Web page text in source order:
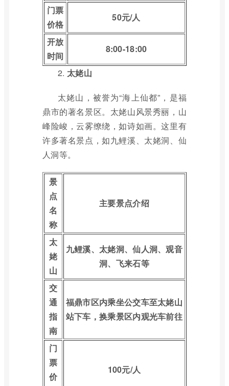
门票
价格
50元/人
开放
时间
8:00-18:00
2. 太姥山
太姥山，被誉为“海上仙都”，是福
鼎市的著名景区。太姥山风景秀丽，山
峰险峻，云雾缭绕，如诗如画。这里有
许多著名景点，如九鲤溪、太姥洞、仙
人洞等。
景
点
名
称
主要景点介绍
太
姥
山
九鲤溪、太姥洞、仙人洞、观音
洞、飞来石等
交
通
指
南
福鼎市区内乘坐公交车至太姥山
站下车，换乘景区内观光车前往
门
票
价
100元/人